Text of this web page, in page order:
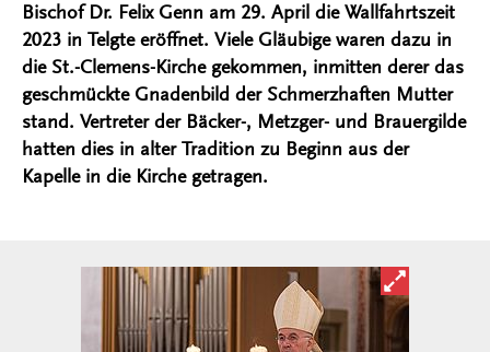
Bischof Dr. Felix Genn am 29. April die Wallfahrtszeit
2023 in Telgte eröffnet. Viele Gläubige waren dazu in
die St.-Clemens-Kirche gekommen, inmitten derer das
geschmückte Gnadenbild der Schmerzhaften Mutter
stand. Vertreter der Bäcker-, Metzger- und Brauergilde
hatten dies in alter Tradition zu Beginn aus der
Kapelle in die Kirche getragen.
Bild in